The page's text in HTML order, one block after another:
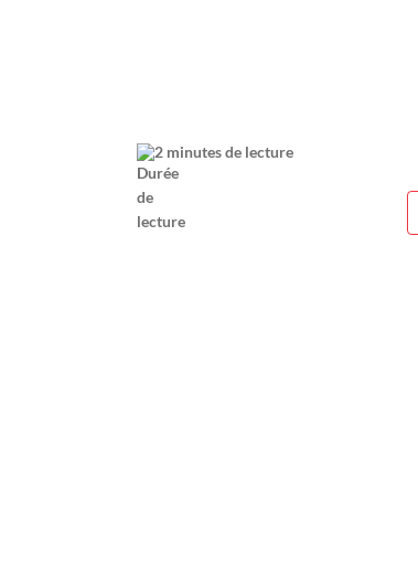
2 minutes de lecture